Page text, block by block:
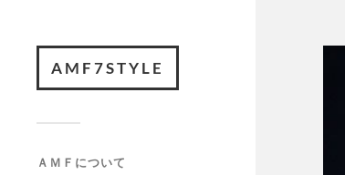
AMF7STYLE
ＡＭＦについて